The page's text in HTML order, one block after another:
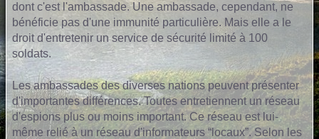
dont c'est l'ambassade. Une ambassade, cependant, ne
bénéficie pas d'une immunité particulière. Mais elle a le
droit d'entretenir un service de sécurité limité à 100
soldats.
Les ambassades des diverses nations peuvent présenter
d'importantes différences. Toutes entretiennent un réseau
d'espions plus ou moins important. Ce réseau est lui-
même relié à un réseau d'informateurs “locaux”. Selon les